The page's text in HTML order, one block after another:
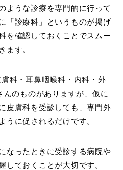
ような診療を専門的に行って
「診療科」というものが掲げ
を確認しておくことでスムー
ます。
科・耳鼻咽喉科・内科・外
んのものがありますが、仮に
皮膚科を受診しても、専門外
うに促されるだけです。
なったときに受診する病院や
しておくことが大切です。